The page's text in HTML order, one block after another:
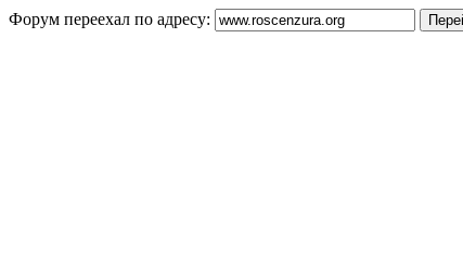
Форум переехал по адресу: